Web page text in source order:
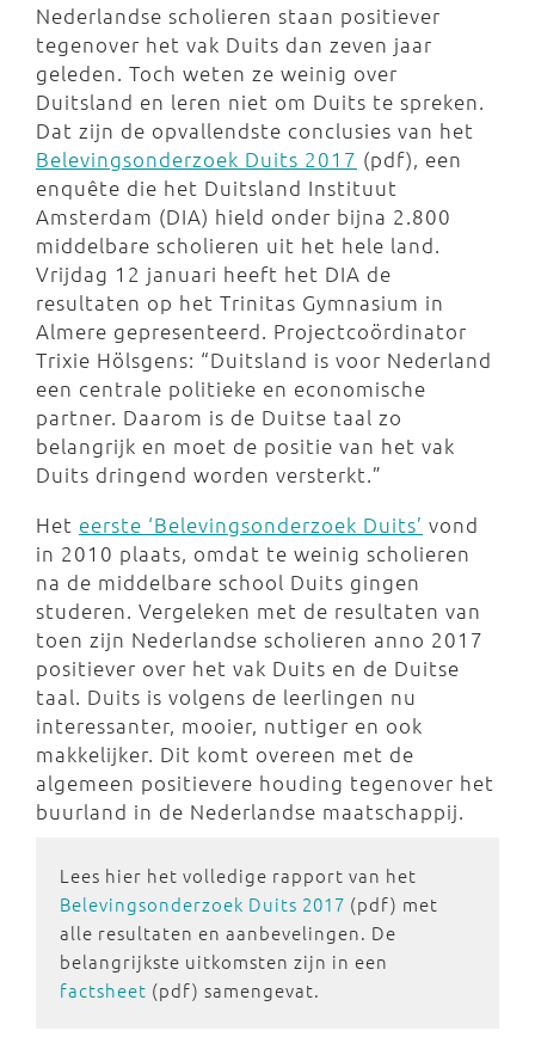
Nederlandse scholieren staan positiever
tegenover het vak Duits dan zeven jaar
geleden. Toch weten ze weinig over
Duitsland en leren niet om Duits te spreken.
Dat zijn de opvallendste conclusies van het
Belevingsonderzoek Duits 2017 (pdf), een
enquête die het Duitsland Instituut
Amsterdam (DIA) hield onder bijna 2.800
middelbare scholieren uit het hele land.
Vrijdag 12 januari heeft het DIA de
resultaten op het Trinitas Gymnasium in
Almere gepresenteerd. Projectcoördinator
Trixie Hölsgens: “Duitsland is voor Nederland
een centrale politieke en economische
partner. Daarom is de Duitse taal zo
belangrijk en moet de positie van het vak
Duits dringend worden versterkt.”
Het eerste ‘Belevingsonderzoek Duits’ vond
in 2010 plaats, omdat te weinig scholieren
na de middelbare school Duits gingen
studeren. Vergeleken met de resultaten van
toen zijn Nederlandse scholieren anno 2017
positiever over het vak Duits en de Duitse
taal. Duits is volgens de leerlingen nu
interessanter, mooier, nuttiger en ook
makkelijker. Dit komt overeen met de
algemeen positievere houding tegenover het
buurland in de Nederlandse maatschappij.
Lees hier het volledige rapport van het
Belevingsonderzoek Duits 2017 (pdf) met
alle resultaten en aanbevelingen. De
belangrijkste uitkomsten zijn in een
factsheet (pdf) samengevat.